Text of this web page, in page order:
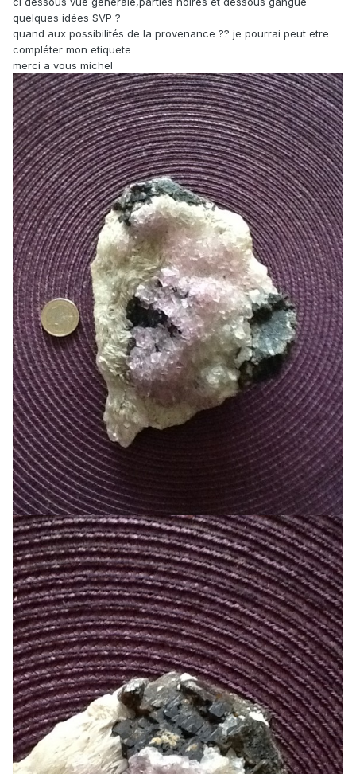
quelques idées SVP ?
quand aux possibilités de la provenance ?? je pourrai peut etre
compléter mon etiquete
merci a vous michel